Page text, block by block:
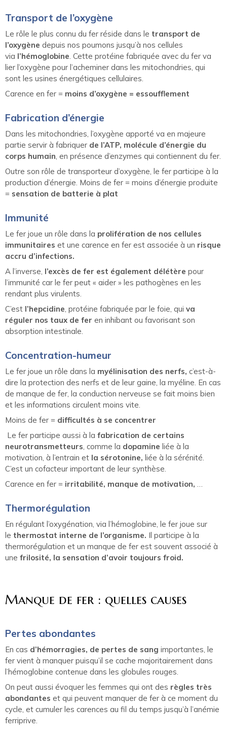
Transport de l’oxygène
Le rôle le plus connu du fer réside dans le transport de
l’oxygène depuis nos poumons jusqu’à nos cellules
via l’hémoglobine. Cette protéine fabriquée avec du fer va
lier l’oxygène pour l’acheminer dans les mitochondries, qui
sont les usines énergétiques cellulaires.
Carence en fer = moins d’oxygène = essoufflement
Fabrication d’énergie
Dans les mitochondries, l’oxygène apporté va en majeure
partie servir à fabriquer de l’ATP, molécule d’énergie du
corps humain, en présence d’enzymes qui contiennent du fer.
Outre son rôle de transporteur d’oxygène, le fer participe à la
production d’énergie. Moins de fer = moins d’énergie produite
= sensation de batterie à plat
Immunité
Le fer joue un rôle dans la prolifération de nos cellules
immunitaires et une carence en fer est associée à un risque
accru d’infections.
A l’inverse, l’excès de fer est également délétère pour
l’immunité car le fer peut « aider » les pathogènes en les
rendant plus virulents.
C’est l’hepcidine, protéine fabriquée par le foie, qui va
réguler nos taux de fer en inhibant ou favorisant son
absorption intestinale.
Concentration-humeur
Le fer joue un rôle dans la myélinisation des nerfs, c’est-à-
dire la protection des nerfs et de leur gaine, la myéline. En cas
de manque de fer, la conduction nerveuse se fait moins bien
et les informations circulent moins vite.
Moins de fer = difficultés à se concentrer
Le fer participe aussi à la fabrication de certains
neurotransmetteurs, comme la dopamine liée à la
motivation, à l’entrain et la sérotonine, liée à la sérénité.
C’est un cofacteur important de leur synthèse.
Carence en fer = irritabilité, manque de motivation, …
Thermorégulation
En régulant l’oxygénation, via l’hémoglobine, le fer joue sur
le thermostat interne de l’organisme. Il participe à la
thermorégulation et un manque de fer est souvent associé à
une frilosité, la sensation d’avoir toujours froid.
Manque de fer : quelles causes
Pertes abondantes
En cas d’hémorragies, de pertes de sang importantes, le
fer vient à manquer puisqu’il se cache majoritairement dans
l’hémoglobine contenue dans les globules rouges.
On peut aussi évoquer les femmes qui ont des règles très
abondantes et qui peuvent manquer de fer à ce moment du
cycle, et cumuler les carences au fil du temps jusqu’à l’anémie
ferriprive.